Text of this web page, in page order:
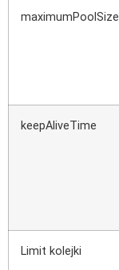
maximumPoolSize
keepAliveTime
Limit kolejki